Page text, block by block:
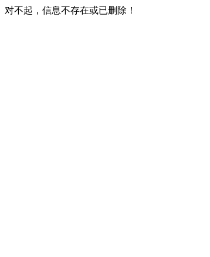
对不起，信息不存在或已删除！